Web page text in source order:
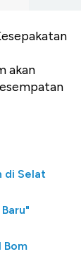
akan
di Selat
Bom